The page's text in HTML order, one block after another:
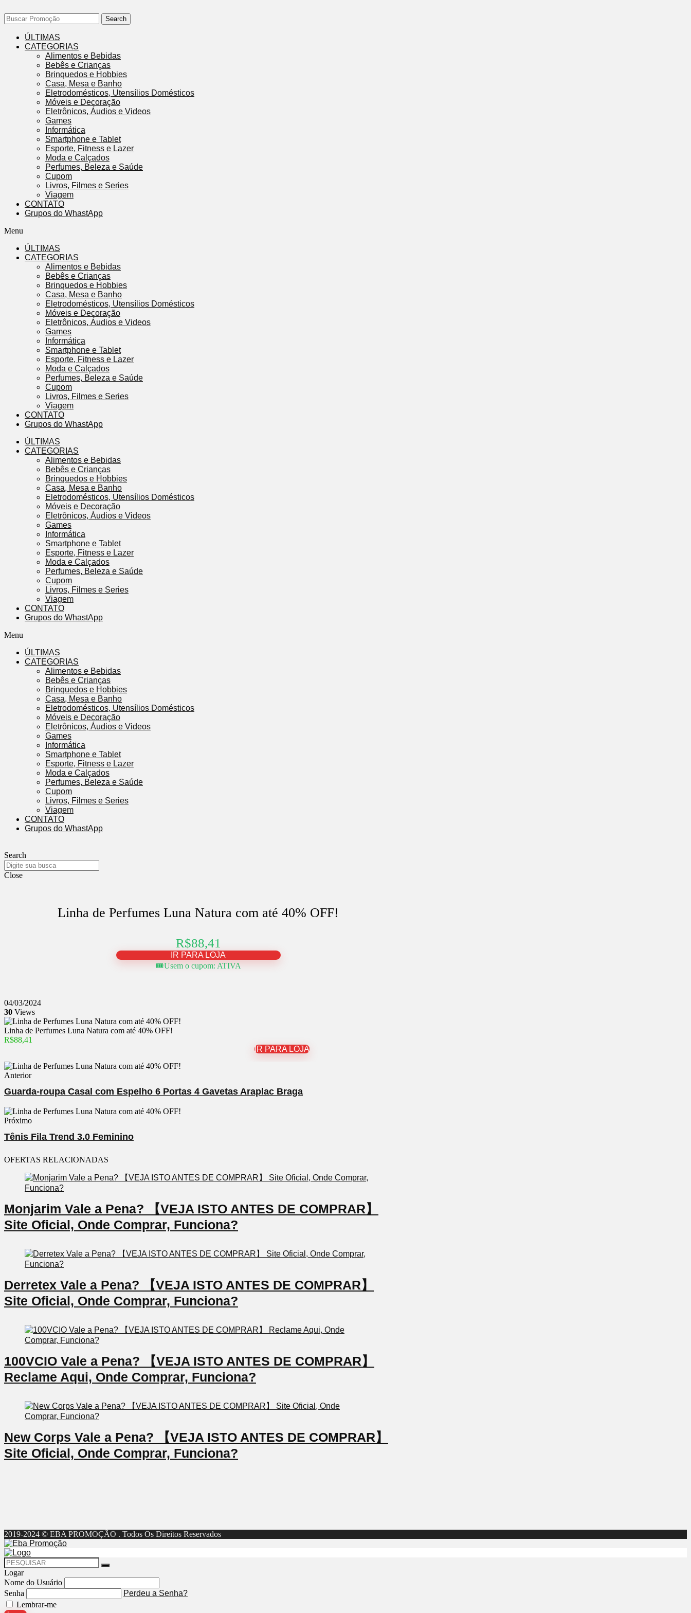
Search
ÚLTIMAS
CATEGORIAS
Alimentos e Bebidas
Bebês e Crianças
Brinquedos e Hobbies
Casa, Mesa e Banho
Eletrodomésticos, Utensílios Domésticos
Móveis e Decoração
Eletrônicos, Áudios e Videos
Games
Informática
Smartphone e Tablet
Esporte, Fitness e Lazer
Moda e Calçados
Perfumes, Beleza e Saúde
Cupom
Livros, Filmes e Series
Viagem
CONTATO
Grupos do WhastApp
Menu
ÚLTIMAS
CATEGORIAS
Alimentos e Bebidas
Bebês e Crianças
Brinquedos e Hobbies
Casa, Mesa e Banho
Eletrodomésticos, Utensílios Domésticos
Móveis e Decoração
Eletrônicos, Áudios e Videos
Games
Informática
Smartphone e Tablet
Esporte, Fitness e Lazer
Moda e Calçados
Perfumes, Beleza e Saúde
Cupom
Livros, Filmes e Series
Viagem
CONTATO
Grupos do WhastApp
ÚLTIMAS
CATEGORIAS
Alimentos e Bebidas
Bebês e Crianças
Brinquedos e Hobbies
Casa, Mesa e Banho
Eletrodomésticos, Utensílios Domésticos
Móveis e Decoração
Eletrônicos, Áudios e Videos
Games
Informática
Smartphone e Tablet
Esporte, Fitness e Lazer
Moda e Calçados
Perfumes, Beleza e Saúde
Cupom
Livros, Filmes e Series
Viagem
CONTATO
Grupos do WhastApp
Menu
ÚLTIMAS
CATEGORIAS
Alimentos e Bebidas
Bebês e Crianças
Brinquedos e Hobbies
Casa, Mesa e Banho
Eletrodomésticos, Utensílios Domésticos
Móveis e Decoração
Eletrônicos, Áudios e Videos
Games
Informática
Smartphone e Tablet
Esporte, Fitness e Lazer
Moda e Calçados
Perfumes, Beleza e Saúde
Cupom
Livros, Filmes e Series
Viagem
CONTATO
Grupos do WhastApp
Search
Close
Linha de Perfumes Luna Natura com até 40% OFF!
R$88,41
IR PARA LOJA
🎟️Usem o cupom: ATIVA
04/03/2024
30 Views
Linha de Perfumes Luna Natura com até 40% OFF!
R$88,41
IR PARA LOJA
Anterior
Guarda-roupa Casal com Espelho 6 Portas 4 Gavetas Araplac Braga
Próximo
Tênis Fila Trend 3.0 Feminino
OFERTAS RELACIONADAS
Monjarim Vale a Pena? 【VEJA ISTO ANTES DE COMPRAR】
Site Oficial, Onde Comprar, Funciona?
Derretex Vale a Pena? 【VEJA ISTO ANTES DE COMPRAR】
Site Oficial, Onde Comprar, Funciona?
100VCIO Vale a Pena? 【VEJA ISTO ANTES DE COMPRAR】
Reclame Aqui, Onde Comprar, Funciona?
New Corps Vale a Pena? 【VEJA ISTO ANTES DE COMPRAR】
Site Oficial, Onde Comprar, Funciona?
2019-2024 © EBA PROMOÇÃO . Todos Os Direitos Reservados
Logar
Nome do Usuário
Senha
Perdeu a Senha?
Lembrar-me